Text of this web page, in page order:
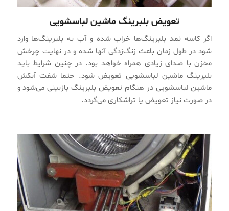
تعویض بلبرینگ ماشین لباسشویی
اگر کاسه نمد بلبرینگ‌ها خراب شده و آب به بلبرینگ‌ها وارد
شود در طول زمان باعث زنگ‌زدگی آنها شده و در نهایت چرخش
مخزن با صدای زیادی همراه خواهد بود. در چنین شرایط باید
بلیرینگ ماشین لباسشویی تعویض شود. حتما شفت آبکش
ماشین لباسشویی در هنگام تعویض بلبرینگ بازبینی می‌شود و
در صورت نیاز تعویض یا تراشکاری می‌گردد.